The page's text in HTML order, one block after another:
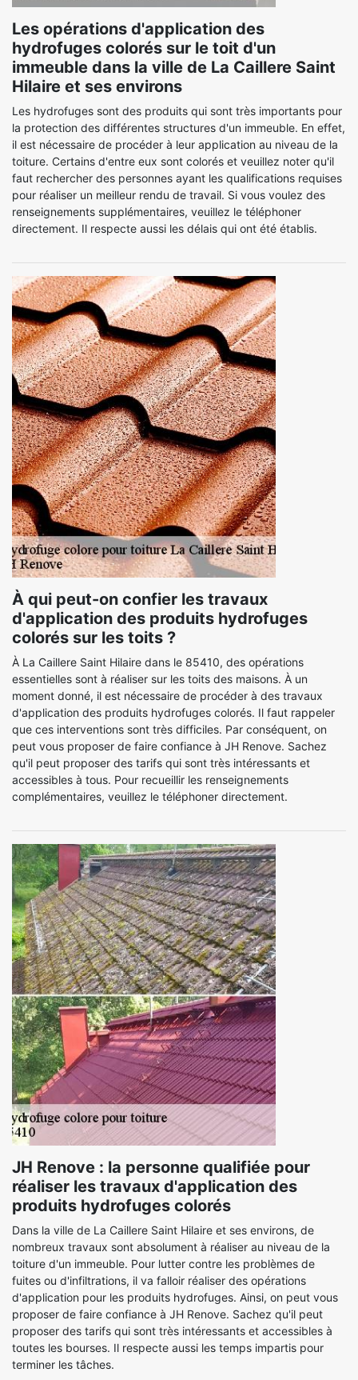
Les opérations d'application des
hydrofuges colorés sur le toit d'un
immeuble dans la ville de La Caillere Saint
Hilaire et ses environs
Les hydrofuges sont des produits qui sont très importants pour
la protection des différentes structures d'un immeuble. En effet,
il est nécessaire de procéder à leur application au niveau de la
toiture. Certains d'entre eux sont colorés et veuillez noter qu'il
faut rechercher des personnes ayant les qualifications requises
pour réaliser un meilleur rendu de travail. Si vous voulez des
renseignements supplémentaires, veuillez le téléphoner
directement. Il respecte aussi les délais qui ont été établis.
À qui peut-on confier les travaux
d'application des produits hydrofuges
colorés sur les toits ?
À La Caillere Saint Hilaire dans le 85410, des opérations
essentielles sont à réaliser sur les toits des maisons. À un
moment donné, il est nécessaire de procéder à des travaux
d'application des produits hydrofuges colorés. Il faut rappeler
que ces interventions sont très difficiles. Par conséquent, on
peut vous proposer de faire confiance à JH Renove. Sachez
qu'il peut proposer des tarifs qui sont très intéressants et
accessibles à tous. Pour recueillir les renseignements
complémentaires, veuillez le téléphoner directement.
JH Renove : la personne qualifiée pour
réaliser les travaux d'application des
produits hydrofuges colorés
Dans la ville de La Caillere Saint Hilaire et ses environs, de
nombreux travaux sont absolument à réaliser au niveau de la
toiture d'un immeuble. Pour lutter contre les problèmes de
fuites ou d'infiltrations, il va falloir réaliser des opérations
d'application pour les produits hydrofuges. Ainsi, on peut vous
proposer de faire confiance à JH Renove. Sachez qu'il peut
proposer des tarifs qui sont très intéressants et accessibles à
toutes les bourses. Il respecte aussi les temps impartis pour
terminer les tâches.